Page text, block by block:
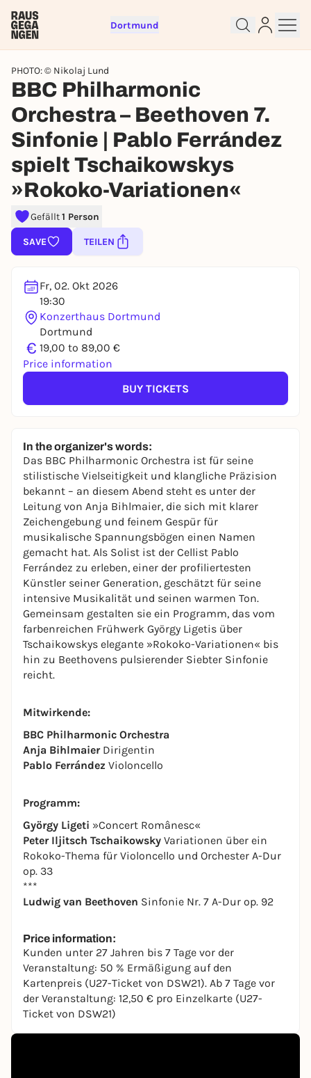
Dortmund
PHOTO: © Nikolaj Lund
BBC Philharmonic
Orchestra – Beethoven 7.
Sinfonie | Pablo Ferrández
spielt Tschaikowskys
»Rokoko-Variationen«
Gefällt1 Person
SAVE TEILEN
Fr, 02. Okt 2026
19:30
Konzerthaus Dortmund
Dortmund
€ 19,00 to 89,00 €
Price information
BUY TICKETS
In the organizer's words:
Das BBC Philharmonic Orchestra ist für seine
stilistische Vielseitigkeit und klangliche Präzision
bekannt – an diesem Abend steht es unter der
Leitung von Anja Bihlmaier, die sich mit klarer
Zeichengebung und feinem Gespür für
musikalische Spannungsbögen einen Namen
gemacht hat. Als Solist ist der Cellist Pablo
Ferrández zu erleben, einer der profiliertesten
Künstler seiner Generation, geschätzt für seine
intensive Musikalität und seinen warmen Ton.
Gemeinsam gestalten sie ein Programm, das vom
farbenreichen Frühwerk György Ligetis über
Tschaikowskys elegante »Rokoko-Variationen« bis
hin zu Beethovens pulsierender Siebter Sinfonie
reicht.
Mitwirkende:
BBC Philharmonic Orchestra
Anja BihlmaierDirigentin
Pablo Ferrández Violoncello
Programm:
György Ligeti »Concert Românesc«
Peter Iljitsch Tschaikowsky Variationen über ein
Rokoko-Thema für Violoncello und Orchester A-Dur
op. 33
***
Ludwig van Beethoven Sinfonie Nr. 7 A-Dur op. 92
Price information:
Kunden unter 27 Jahren bis 7 Tage vor der
Veranstaltung: 50 % Ermäßigung auf den
Kartenpreis (U27-Ticket von DSW21). Ab 7 Tage vor
der Veranstaltung: 12,50 € pro Einzelkarte (U27-
Ticket von DSW21)
Sign up for free and get started
right away
To like events, follow pages, or participate in
lotteries, you need a free Rausgegangen account.
You already have an account?